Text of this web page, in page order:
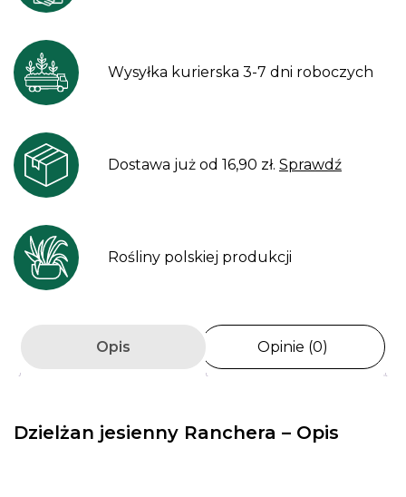
Wysyłka kurierska 3-7 dni roboczych
Dostawa już od 16,90 zł. Sprawdź
Rośliny polskiej produkcji
Opis Opinie (0)
Dzielżan jesienny Ranchera – Opis